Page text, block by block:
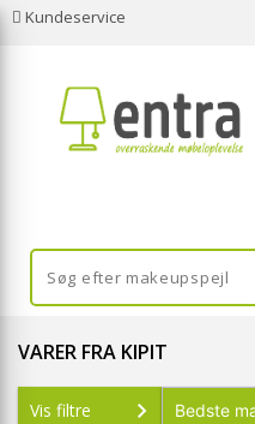
Kundeservice
VARER FRA KIPIT
Vis filtre